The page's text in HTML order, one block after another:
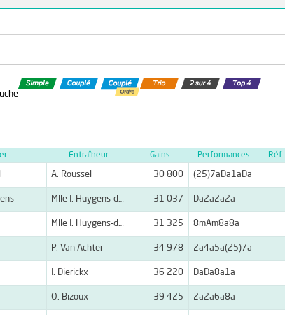
Entraîneur Gains Performances Réf.
A. Roussel 30 800 (25)7aDa1aDa
Mlle I. Huygens-de Witte 31 037 Da2a2a2a
Mlle I. Huygens-de Witte 31 325 8mAm8a8a
P. Van Achter 34 978 2a4a5a(25)7a
I. Dierickx 36 220 DaDa8a1a
O. Bizoux 39 425 2a2a6a8a